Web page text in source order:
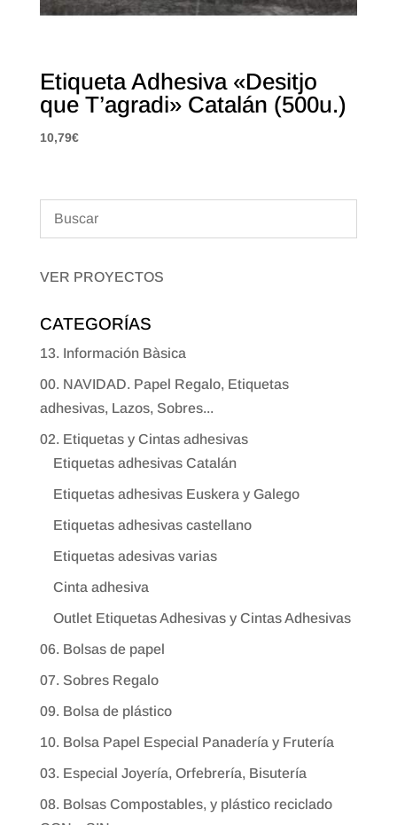
Etiqueta Adhesiva «Desitjo
que T’agradi» Catalán (500u.)
10,79€
VER PROYECTOS
CATEGORÍAS
13. Información Bàsica
00. NAVIDAD. Papel Regalo, Etiquetas
adhesivas, Lazos, Sobres...
02. Etiquetas y Cintas adhesivas
Etiquetas adhesivas Catalán
Etiquetas adhesivas Euskera y Galego
Etiquetas adhesivas castellano
Etiquetas adesivas varias
Cinta adhesiva
Outlet Etiquetas Adhesivas y Cintas Adhesivas
06. Bolsas de papel
07. Sobres Regalo
09. Bolsa de plástico
10. Bolsa Papel Especial Panadería y Frutería
03. Especial Joyería, Orfebrería, Bisutería
08. Bolsas Compostables, y plástico reciclado